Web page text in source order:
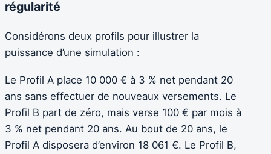
régularité
Considérons deux profils pour illustrer la
puissance d’une simulation :
Le Profil A place 10 000 € à 3 % net pendant 20
ans sans effectuer de nouveaux versements. Le
Profil B part de zéro, mais verse 100 € par mois à
3 % net pendant 20 ans. Au bout de 20 ans, le
Profil A disposera d’environ 18 061 €. Le Profil B,